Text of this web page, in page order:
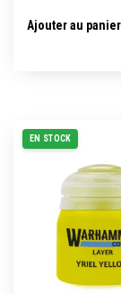
Ajouter au panier
EN STOCK